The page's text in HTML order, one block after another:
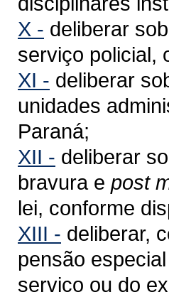
X - deliberar
serviço policial,
XI - deliberar
unidades
Paraná;
XII - deliberar
bravura e post
lei, conforme
XIII - deliberar,
pensão
serviço ou do